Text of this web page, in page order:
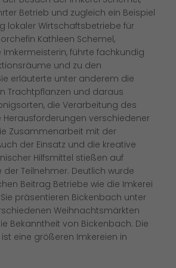
Betrieb und zugleich ein Beispiel
lokaler Wirtschaftsbetriebe für
Kathleen Schemel,
führte fachkundig
und zu den
erläuterte unter anderem die
Trachtpflanzen und daraus
die Verarbeitung des
Herausforderungen verschiedener
Zusammenarbeit mit der
der Einsatz und die kreative
Hilfsmittel stießen auf
Teilnehmer. Deutlich wurde
Beitrag Betriebe wie die Imkerei
präsentieren Bickenbach unter
Weihnachtsmärkten
Bekanntheit von Bickenbach. Die
eine größeren Imkereien in